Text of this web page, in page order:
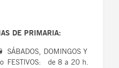
DE PRIMARIA:
SÁBADOS, DOMINGOS Y
FESTIVOS: de 8 a 20 h.